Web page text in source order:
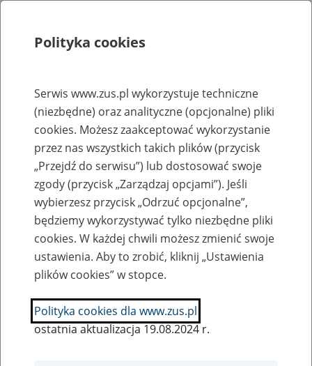
Rejestry, ewidencje i archiwa
Baza zlikwidowanych lub
przekształconych zakładów pracy
Nazwa zakładu pracy:
SZUKAJ
Polityka cookies
Serwis www.zus.pl wykorzystuje techniczne
(niezbędne) oraz analityczne (opcjonalne) pliki
cookies. Możesz zaakceptować wykorzystanie
przez nas wszystkich takich plików (przycisk
„Przejdź do serwisu”) lub dostosować swoje
zgody (przycisk „Zarządzaj opcjami”). Jeśli
wybierzesz przycisk „Odrzuć opcjonalne”,
będziemy wykorzystywać tylko niezbędne pliki
cookies. W każdej chwili możesz zmienić swoje
ustawienia. Aby to zrobić, kliknij „Ustawienia
plików cookies” w stopce.
Polityka cookies dla www.zus.pl
ostatnia aktualizacja 19.08.2024 r.